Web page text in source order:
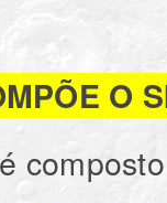
O